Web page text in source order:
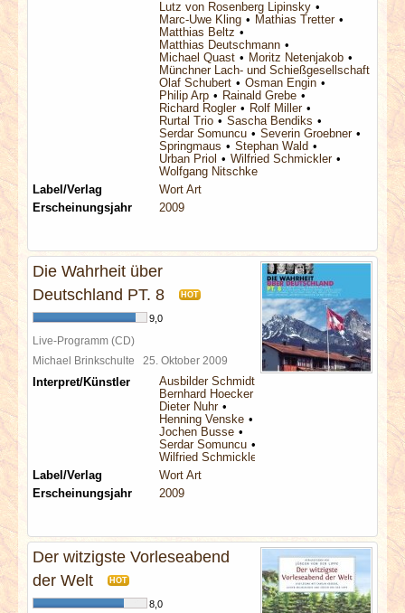
Lutz von Rosenberg Lipinsky
Marc-Uwe Kling
Mathias Tretter
Matthias Beltz
Matthias Deutschmann
Michael Quast
Moritz Netenjakob
Münchner Lach- und Schießgesellschaft
Olaf Schubert
Osman Engin
Philip Arp
Rainald Grebe
Richard Rogler
Rolf Miller
Rurtal Trio
Sascha Bendiks
Serdar Somuncu
Severin Groebner
Springmaus
Stephan Wald
Urban Priol
Wilfried Schmickler
Wolfgang Nitschke
Label/Verlag
Wort Art
Erscheinungsjahr
2009
Die Wahrheit über
Deutschland PT. 8
HOT
9,0
Live-Programm (CD)
Michael Brinkschulte 25. Oktober 2009
Interpret/Künstler
Ausbilder Schmidt
Bernhard Hoecker
Dieter Nuhr
Henning Venske
Jochen Busse
Serdar Somuncu
Wilfried Schmickler
Label/Verlag
Wort Art
Erscheinungsjahr
2009
Der witzigste Vorleseabend
der Welt
HOT
8,0